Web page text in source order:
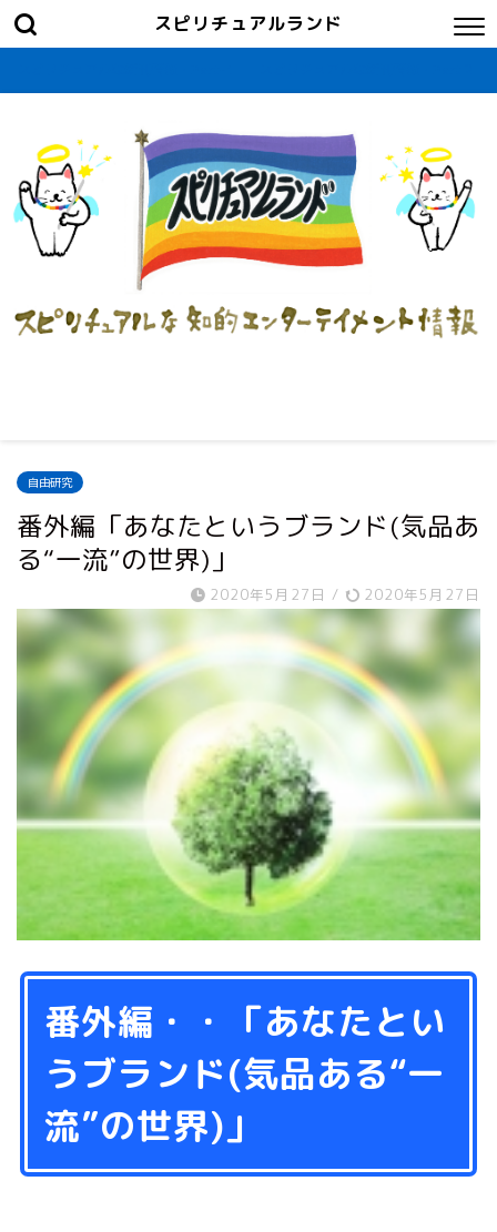
スピリチュアルランド
自由研究
番外編「あなたというブランド(気品あ
る“一流”の世界)」
2020年5月27日 / 2020年5月27日
番外編・・「あなたとい
うブランド(気品ある“一
流”の世界)」